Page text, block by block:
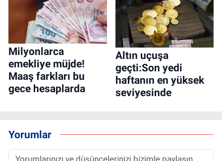
Milyonlarca
emekliye müjde!
Maaş farkları bu
gece hesaplarda
Altın uçuşa
geçti:Son yedi
haftanın en yüksek
seviyesinde
Yorumlar